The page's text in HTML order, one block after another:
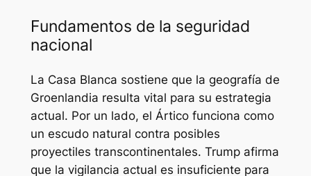
Fundamentos de la seguridad
nacional
La Casa Blanca sostiene que la geografía de
Groenlandia resulta vital para su estrategia
actual. Por un lado, el Ártico funciona como
un escudo natural contra posibles
proyectiles transcontinentales. Trump afirma
que la vigilancia actual es insuficiente para